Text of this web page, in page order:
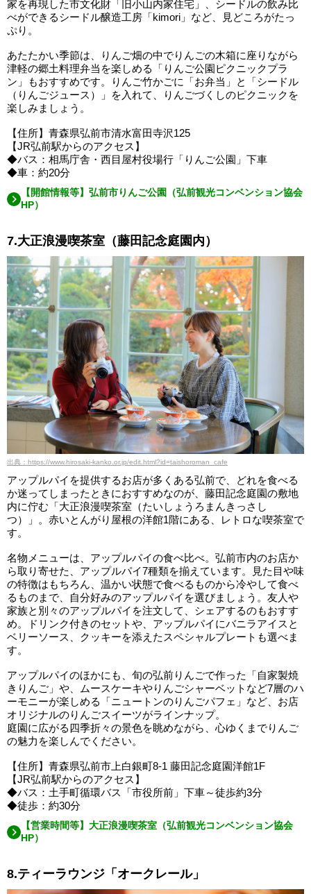
家を再現した市文化財「旧小山内家住宅」、シードルの飲み比
べができるシードル醸造工房「kimori」など、見どころがたっ
ぷり。
あたたかい季節は、りんご畑の中でりんごの木箱に座りながら
津軽の郷土料理弁当を楽しめる「りんご公園ピクニックプラ
ン」もおすすめです。りんご竹かごに「お弁当」と「シードル
（りんごジュース）」を入れて、りんごづくしのピクニックを
楽しみましょう。
【住所】青森県弘前市清水富田寺沢125
【JR弘前駅からのアクセス】
◆バス：相馬庁舎・西目屋村役場行「りんご公園」下車
◆車：約20分
【開館情報等】弘前市りんご公園（弘前観光コンベンション協会
HP）
7.大正浪漫喫茶室（藤田記念庭園内）
出典：https://www.hirosaki-kanko.or.jp/edit.html?id=taishoroman_cafe
アップルパイを提供するお店が多くある弘前で、どれを食べる
か迷ってしまったときにおすすめなのが、藤田記念庭園の敷地
内に佇む「大正浪漫喫茶室（たいしょうろまんきっさし
つ）」。赤いとんがり屋根の洋館1階にある、レトロな喫茶室で
す。
名物メニューは、アップルパイの食べ比べ。弘前市内のお店か
ら取り寄せた、アップルパイ7種類を揃えています。見た目や味
の特徴はもちろん、温かい状態で食べるものから冷やして食べ
るものまで、自分好みのアップルパイを選びましょう。友人や
家族と別々のアップルパイを注文して、シェアするのもおすす
め。ドリンク付きのセットや、アップルパイにバニラアイスと
ベリーソース、クッキーを添えたスペシャルプレートも選べま
す。
アップルパイのほかにも、旬の弘前りんごで作った「自家製焼
きりんご」や、ムースケーキやりんごシャーベットなど7層のハ
ーモニーが楽しめる「ニュートンのりんごパフェ」など、お店
オリジナルのりんごスイーツがラインナップ。
庭園に広がる四季折々の景色を眺めながら、心ゆくまでりんご
の魅力を楽しんでください。
【住所】青森県弘前市上白銀町8-1 藤田記念庭園洋館1F
【JR弘前駅からのアクセス】
◆バス：土手町循環バス「市役所前」下車～徒歩約3分
◆徒歩：約30分
【営業時間等】大正浪漫喫茶室（弘前観光コンベンション協会
HP）
8.ティーラウンジ「オークレール」